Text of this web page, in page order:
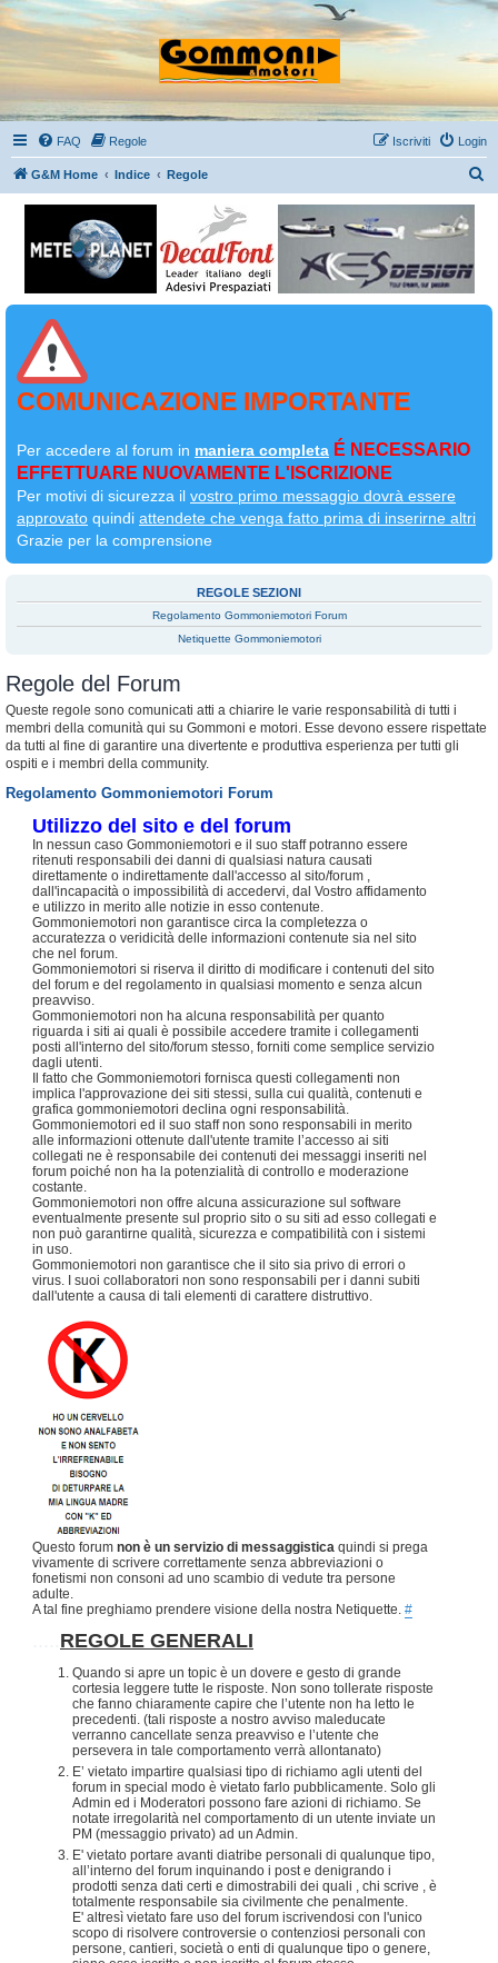
FAQ Regole Login
Iscriviti
G&M Home Indice Regole
COMUNICAZIONE IMPORTANTE
Per accedere al forum in maniera completa É NECESSARIO
EFFETTUARE NUOVAMENTE L'ISCRIZIONE
Per motivi di sicurezza il vostro primo messaggio dovrà essere
approvato quindi attendete che venga fatto prima di inserirne altri
Grazie per la comprensione
REGOLE SEZIONI
Regolamento Gommoniemotori Forum
Netiquette Gommoniemotori
Regole del Forum
Queste regole sono comunicati atti a chiarire le varie responsabilità di tutti i
membri della comunità qui su Gommoni e motori. Esse devono essere rispettate
da tutti al fine di garantire una divertente e produttiva esperienza per tutti gli
ospiti e i membri della community.
Regolamento Gommoniemotori Forum
Utilizzo del sito e del forum
In nessun caso Gommoniemotori e il suo staff potranno essere
ritenuti responsabili dei danni di qualsiasi natura causati
direttamente o indirettamente dall'accesso al sito/forum ,
dall'incapacità o impossibilità di accedervi, dal Vostro affidamento
e utilizzo in merito alle notizie in esso contenute.
Gommoniemotori non garantisce circa la completezza o
accuratezza o veridicità delle informazioni contenute sia nel sito
che nel forum.
Gommoniemotori si riserva il diritto di modificare i contenuti del sito
del forum e del regolamento in qualsiasi momento e senza alcun
preavviso.
Gommoniemotori non ha alcuna responsabilità per quanto
riguarda i siti ai quali è possibile accedere tramite i collegamenti
posti all'interno del sito/forum stesso, forniti come semplice servizio
dagli utenti.
Il fatto che Gommoniemotori fornisca questi collegamenti non
implica l'approvazione dei siti stessi, sulla cui qualità, contenuti e
grafica gommoniemotori declina ogni responsabilità.
Gommoniemotori ed il suo staff non sono responsabili in merito
alle informazioni ottenute dall'utente tramite l’accesso ai siti
collegati ne è responsabile dei contenuti dei messaggi inseriti nel
forum poiché non ha la potenzialità di controllo e moderazione
costante.
Gommoniemotori non offre alcuna assicurazione sul software
eventualmente presente sul proprio sito o su siti ad esso collegati e
non può garantirne qualità, sicurezza e compatibilità con i sistemi
in uso.
Gommoniemotori non garantisce che il sito sia privo di errori o
virus. I suoi collaboratori non sono responsabili per i danni subiti
dall'utente a causa di tali elementi di carattere distruttivo.
Questo forum non è un servizio di messaggistica quindi si prega
vivamente di scrivere correttamente senza abbreviazioni o
fonetismi non consoni ad uno scambio di vedute tra persone
adulte.
A tal fine preghiamo prendere visione della nostra Netiquette. #
REGOLE GENERALI
Quando si apre un topic è un dovere e gesto di grande
cortesia leggere tutte le risposte. Non sono tollerate risposte
che fanno chiaramente capire che l’utente non ha letto le
precedenti. (tali risposte a nostro avviso maleducate
verranno cancellate senza preavviso e l’utente che
persevera in tale comportamento verrà allontanato)
E’ vietato impartire qualsiasi tipo di richiamo agli utenti del
forum in special modo è vietato farlo pubblicamente. Solo gli
Admin ed i Moderatori possono fare azioni di richiamo. Se
notate irregolarità nel comportamento di un utente inviate un
PM (messaggio privato) ad un Admin.
E' vietato portare avanti diatribe personali di qualunque tipo,
all’interno del forum inquinando i post e denigrando i
prodotti senza dati certi e dimostrabili dei quali , chi scrive , è
totalmente responsabile sia civilmente che penalmente.
E' altresì vietato fare uso del forum iscrivendosi con l'unico
scopo di risolvere controversie o contenziosi personali con
persone, cantieri, società o enti di qualunque tipo o genere,